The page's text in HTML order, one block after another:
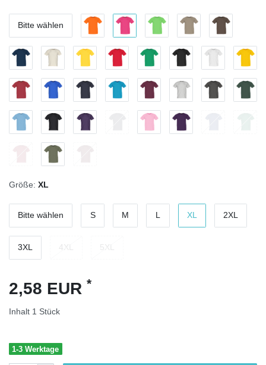
Bitte wählen
Größe: XL
Bitte wählen S M L XL 2XL
3XL
2,58 EUR *
Inhalt 1 Stück
1-3 Werktage